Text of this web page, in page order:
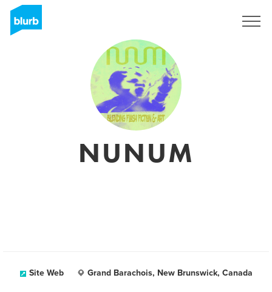
NUNUM
Site Web Grand Barachois, New Brunswick, Canada